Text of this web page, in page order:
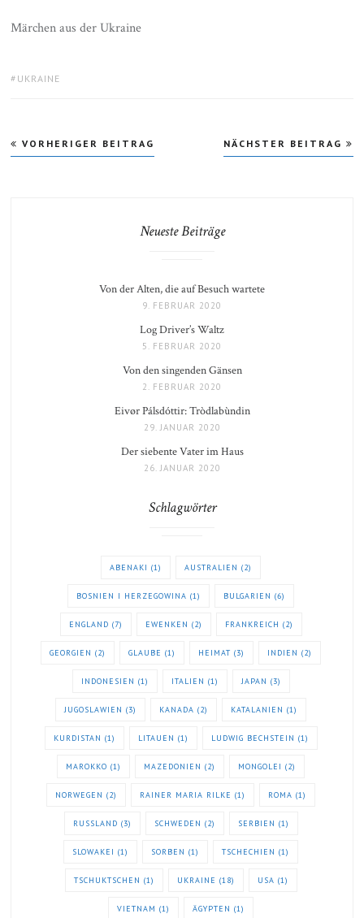
Märchen aus der Ukraine
TAGS:
UKRAINE
Beitragsnavigation
VORHERIGER BEITRAG NÄCHSTER BEITRAG
Neueste Beiträge
Von der Alten, die auf Besuch wartete
9. FEBRUAR 2020
Log Driver’s Waltz
5. FEBRUAR 2020
Von den singenden Gänsen
2. FEBRUAR 2020
Eivør Pálsdóttir: Tròdlabùndin
29. JANUAR 2020
Der siebente Vater im Haus
26. JANUAR 2020
Schlagwörter
ABENAKI (1) AUSTRALIEN (2)
BOSNIEN I HERZEGOWINA (1) BULGARIEN (6)
ENGLAND (7) EWENKEN (2) FRANKREICH (2)
GEORGIEN (2) GLAUBE (1) HEIMAT (3) INDIEN (2)
INDONESIEN (1) ITALIEN (1) JAPAN (3)
JUGOSLAWIEN (3) KANADA (2) KATALANIEN (1)
KURDISTAN (1) LITAUEN (1) LUDWIG BECHSTEIN (1)
MAROKKO (1) MAZEDONIEN (2) MONGOLEI (2)
NORWEGEN (2) RAINER MARIA RILKE (1) ROMA (1)
RUSSLAND (3) SCHWEDEN (2) SERBIEN (1)
SLOWAKEI (1) SORBEN (1) TSCHECHIEN (1)
TSCHUKTSCHEN (1) UKRAINE (18) USA (1)
VIETNAM (1) ÄGYPTEN (1)